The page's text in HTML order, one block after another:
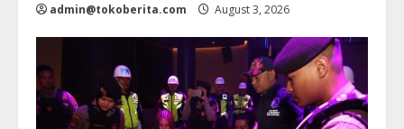
admin@tokoberita.com August 3, 2026